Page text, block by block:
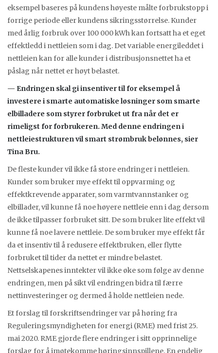
eksempel baseres på kundens høyeste målte forbrukstopp i
forrige periode eller kundens sikringsstørrelse. Kunder
med årlig forbruk over 100 000 kWh kan fortsatt ha et eget
effektledd i nettleien som i dag. Det variable energileddet i
nettleien kan for alle kunder i distribusjonsnettet ha et
påslag når nettet er høyt belastet.
— Endringen skal gi insentiver til for eksempel å
investere i smarte automatiske løsninger som smarte
elbilladere som styrer forbruket ut fra når det er
rimeligst for forbrukeren. Med denne endringen i
nettleiestrukturen vil smart strømbruk belønnes, sier
Tina Bru.
De fleste kunder vil ikke få store endringer i nettleien.
Kunder som bruker mye effekt til oppvarming og
effektkrevende apparater, som varmtvannstanker og
elbillader, vil kunne få noe høyere nettleie enn i dag dersom
de ikke tilpasser forbruket sitt. De som bruker lite effekt vil
kunne få noe lavere nettleie. De som bruker mye effekt får
da et insentiv til å redusere effektbruken, eller flytte
forbruket til tider da nettet er mindre belastet.
Nettselskapenes inntekter vil ikke øke som følge av denne
endringen, men på sikt vil endringen bidra til færre
nettinvesteringer og dermed å holde nettleien nede.
Et forslag til forskriftsendringer var på høring fra
Reguleringsmyndigheten for energi (RME) med frist 25.
mai 2020. RME gjorde flere endringer i sitt opprinnelige
forslag for å imøtekomme høringsinnspillene. En endelig